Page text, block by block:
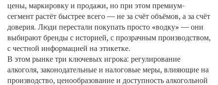
цены, маркировку и продажи, но при этом премиум-
сегмент растёт быстрее всего — не за счёт объёмов, а за счёт
доверия. Люди перестали покупать просто «водку» — они
выбирают бренды с историей, с прозрачным производством,
с честной информацией на этикетке.
В этом рынке три ключевых игрока: регулирование
алкоголя, законодательные и налоговые меры, влияющие на
производство, ценообразование и доступность алкогольной